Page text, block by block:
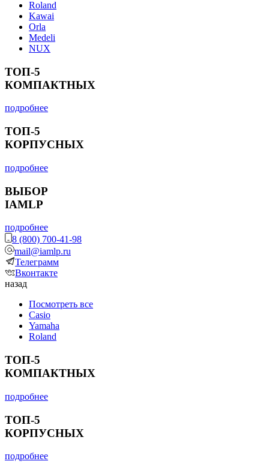
Roland
Kawai
Orla
Medeli
NUX
ТОП-5
КОМПАКТНЫХ
подробнее
ТОП-5
КОРПУСНЫХ
подробнее
ВЫБОР
IAMLP
подробнее
8 (800) 700-41-98
mail@iamlp.ru
Телеграмм
Вконтакте
назад
Посмотреть все
Casio
Yamaha
Roland
ТОП-5
КОМПАКТНЫХ
подробнее
ТОП-5
КОРПУСНЫХ
подробнее